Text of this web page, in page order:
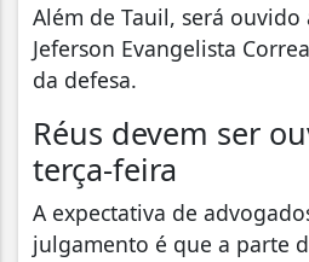
Além de Tauil, será
Jeferson Evangelista
da defesa.
Réus devem ser
terça-feira
A expectativa de
julgamento é que a parte